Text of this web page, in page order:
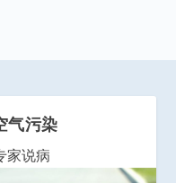
气污染
家说病